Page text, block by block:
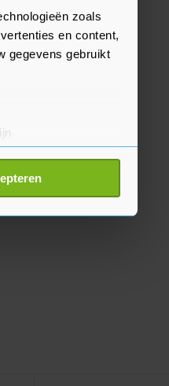
zoals
en content,
gegevens gebruikt